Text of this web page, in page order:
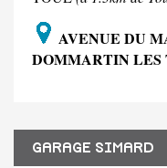
AVENUE DU
DOMMARTIN LES
GARAGE SIMARD